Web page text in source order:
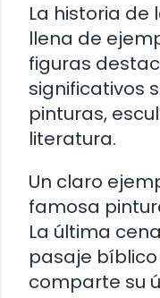
La historia
llena de
figuras
significativos
pinturas,
literatura.
Un claro
famosa
La última
pasaje
comparte su